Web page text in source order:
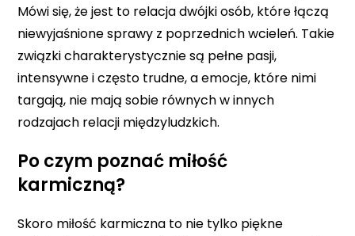
Mówi się, że jest to relacja dwójki osób, które łączą
niewyjaśnione sprawy z poprzednich wcieleń. Takie
związki charakterystycznie są pełne pasji,
intensywne i często trudne, a emocje, które nimi
targają, nie mają sobie równych w innych
rodzajach relacji międzyludzkich.
Po czym poznać miłość
karmiczną?
Skoro miłość karmiczna to nie tylko piękne